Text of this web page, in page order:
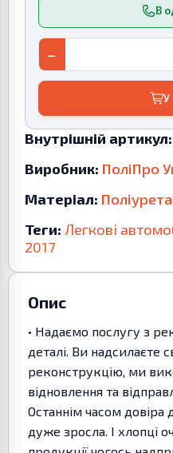
В
−
У
Внутрішній артикул:
Виробник: ПоліПро
Матеріал:
Теги: Легкові
2017
Опис
• Надаємо послугу з
деталі. Ви надсилаєте
реконструкцію, ми
відновлення та
Останнім часом довіра
дуже зросла. І хлопці